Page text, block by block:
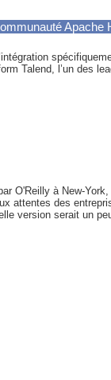
Apache
Talend, l’un des
O'Reilly à New-
attentes des
version serait un